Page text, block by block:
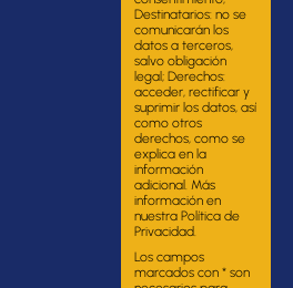
Destinatarios: no se
comunicarán los
datos a terceros,
salvo obligación
legal; Derechos:
acceder, rectificar y
suprimir los datos, así
como otros
derechos, como se
explica en la
información
adicional. Más
información en
nuestra Política de
Privacidad.
Los campos
marcados con * son